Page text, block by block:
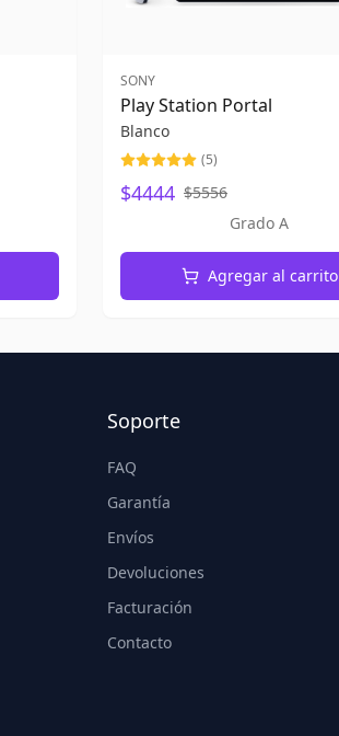
SONY
Play Station Portal
Blanco
(5)
$4444 $5556
Grado A
Agregar al carrito
Soporte
FAQ
Garantía
Envíos
Devoluciones
Facturación
Contacto